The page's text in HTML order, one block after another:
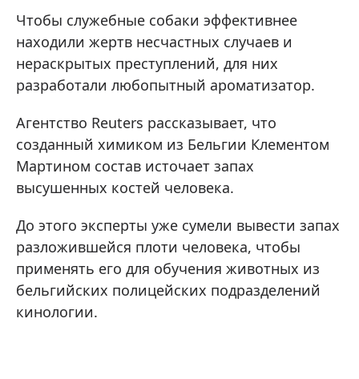
Чтобы служебные собаки эффективнее
находили жертв несчастных случаев и
нераскрытых преступлений, для них
разработали любопытный ароматизатор.
Агентство Reuters рассказывает, что
созданный химиком из Бельгии Клементом
Мартином состав источает запах
высушенных костей человека.
До этого эксперты уже сумели вывести запах
разложившейся плоти человека, чтобы
применять его для обучения животных из
бельгийских полицейских подразделений
кинологии.